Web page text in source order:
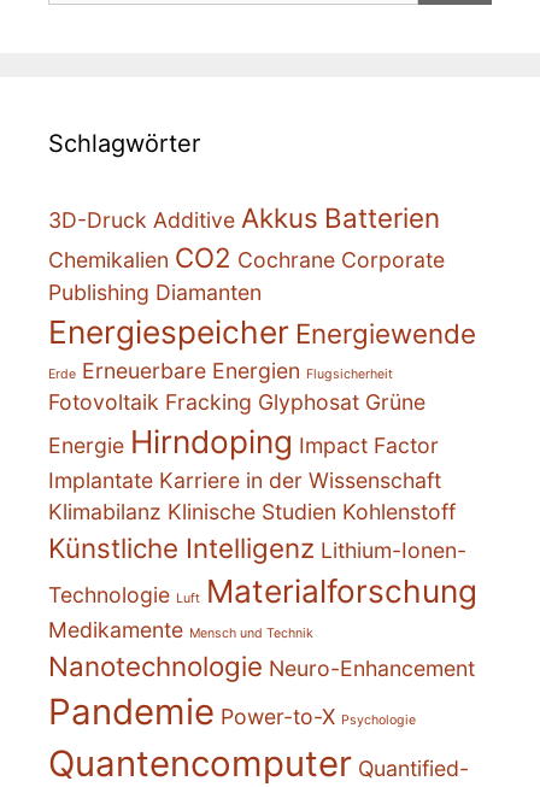
Schlagwörter
3D-Druck Additive Akkus Batterien
Chemikalien CO2 Cochrane Corporate
Publishing Diamanten
Energiespeicher Energiewende
Erde Erneuerbare Energien Flugsicherheit
Fotovoltaik Fracking Glyphosat Grüne
Energie Hirndoping Impact Factor
Implantate Karriere in der Wissenschaft
Klimabilanz Klinische Studien Kohlenstoff
Künstliche Intelligenz Lithium-Ionen-
Technologie Luft Materialforschung
Medikamente Mensch und Technik
Nanotechnologie Neuro-Enhancement
Pandemie Power-to-X Psychologie
Quantencomputer Quantified-